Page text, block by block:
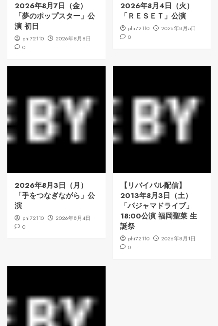
2026年8月7日（金）
「夢のポップスター」公
演 初日
phi72110
2026年8月8日
0
2026年8月4日（火）
「ＲＥＳＥＴ」公演
phi72110
2026年8月5日
0
2026年8月3日（月）
「手をつなぎながら」公
演
phi72110
2026年8月4日
0
【リバイバル配信】
2013年8月3日（土）
「パジャマドライブ」
18:00公演 福岡聖菜 生
誕祭
phi72110
2026年8月1日
0